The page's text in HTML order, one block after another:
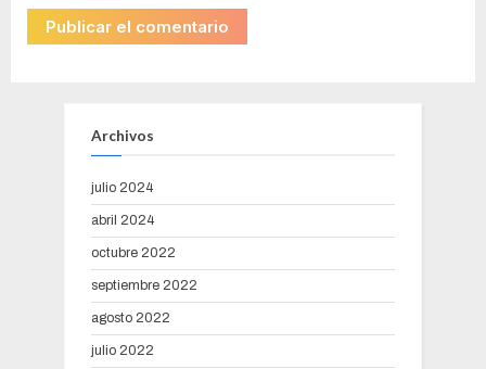
Archivos
julio 2024
abril 2024
octubre 2022
septiembre 2022
agosto 2022
julio 2022